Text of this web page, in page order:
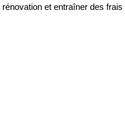
et entraîner des